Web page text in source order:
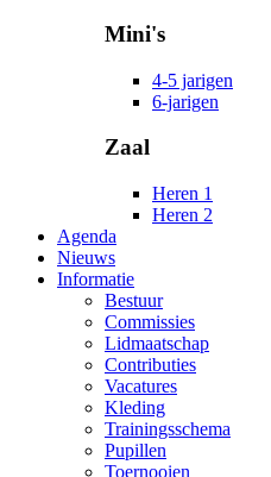
Mini's
4-5 jarigen
6-jarigen
Zaal
Heren 1
Heren 2
Agenda
Nieuws
Informatie
Bestuur
Commissies
Lidmaatschap
Contributies
Vacatures
Kleding
Trainingsschema
Pupillen
Toernooien